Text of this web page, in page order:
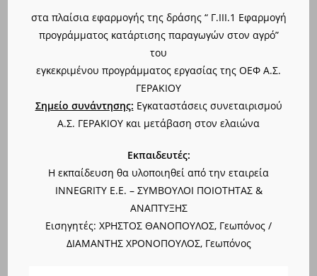
στα πλαίσια εφαρμογής της δράσης “ Γ.ΙΙΙ.1 Εφαρμογή
προγράμματος κατάρτισης παραγωγών στον αγρό”
του
εγκεκριμένου προγράμματος εργασίας της ΟΕΦ Α.Σ.
ΓΕΡΑΚΙΟΥ
Σημείο συνάντησης: Eγκαταστάσεις συνεταιρισμού
Α.Σ. ΓΕΡΑΚΙΟΥ και μετάβαση στον ελαιώνα
Εκπαιδευτές:
Η εκπαίδευση θα υλοποιηθεί από την εταιρεία
INNEGRITY E.E. – ΣΥΜΒΟΥΛΟΙ ΠΟΙΟΤΗΤΑΣ &
ΑΝΑΠΤΥΞΗΣ
Εισηγητές: ΧΡΗΣΤΟΣ ΘΑΝΟΠΟΥΛΟΣ, Γεωπόνος /
ΔΙΑΜΑΝΤΗΣ ΧΡΟΝΟΠΟΥΛΟΣ, Γεωπόνος